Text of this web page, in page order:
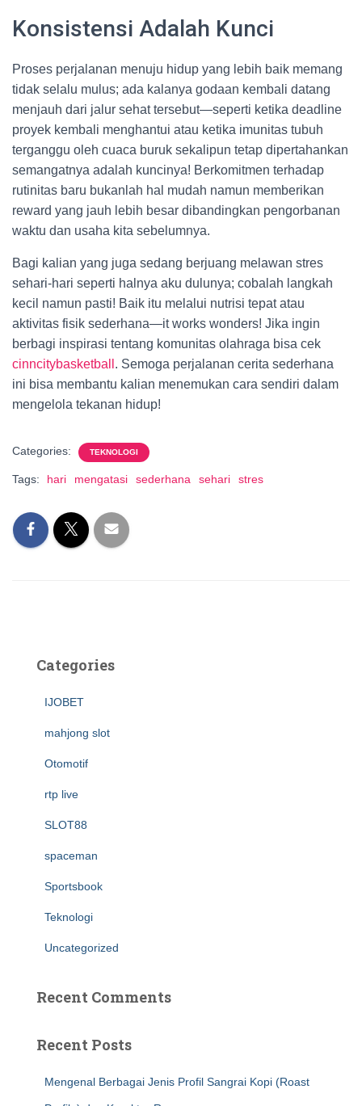
Konsistensi Adalah Kunci
Proses perjalanan menuju hidup yang lebih baik memang
tidak selalu mulus; ada kalanya godaan kembali datang
menjauh dari jalur sehat tersebut—seperti ketika deadline
proyek kembali menghantui atau ketika imunitas tubuh
terganggu oleh cuaca buruk sekalipun tetap dipertahankan
semangatnya adalah kuncinya! Berkomitmen terhadap
rutinitas baru bukanlah hal mudah namun memberikan
reward yang jauh lebih besar dibandingkan pengorbanan
waktu dan usaha kita sebelumnya.
Bagi kalian yang juga sedang berjuang melawan stres
sehari-hari seperti halnya aku dulunya; cobalah langkah
kecil namun pasti! Baik itu melalui nutrisi tepat atau
aktivitas fisik sederhana—it works wonders! Jika ingin
berbagi inspirasi tentang komunitas olahraga bisa cek
cinncitybasketball . Semoga perjalanan cerita sederhana
ini bisa membantu kalian menemukan cara sendiri dalam
mengelola tekanan hidup!
Categories: TEKNOLOGI
Tags: hari mengatasi sederhana sehari stres
Categories
IJOBET
mahjong slot
Otomotif
rtp live
SLOT88
spaceman
Sportsbook
Teknologi
Uncategorized
Recent Comments
Recent Posts
Mengenal Berbagai Jenis Profil Sangrai Kopi (Roast